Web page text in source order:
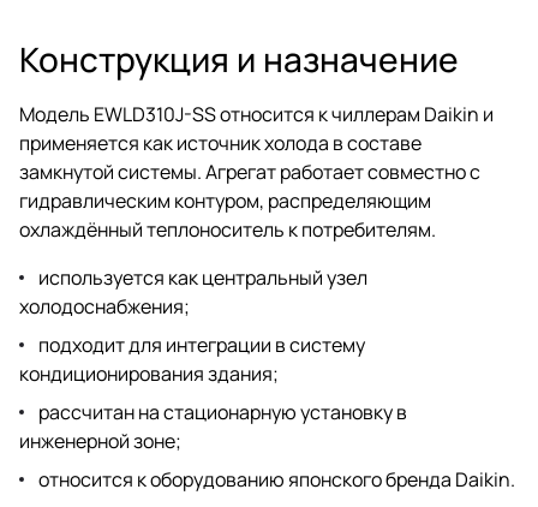
Конструкция и назначение
Модель EWLD310J-SS относится к чиллерам Daikin и
применяется как источник холода в составе
замкнутой системы. Агрегат работает совместно с
гидравлическим контуром, распределяющим
охлаждённый теплоноситель к потребителям.
используется как центральный узел
холодоснабжения;
подходит для интеграции в систему
кондиционирования здания;
рассчитан на стационарную установку в
инженерной зоне;
относится к оборудованию японского бренда Daikin.